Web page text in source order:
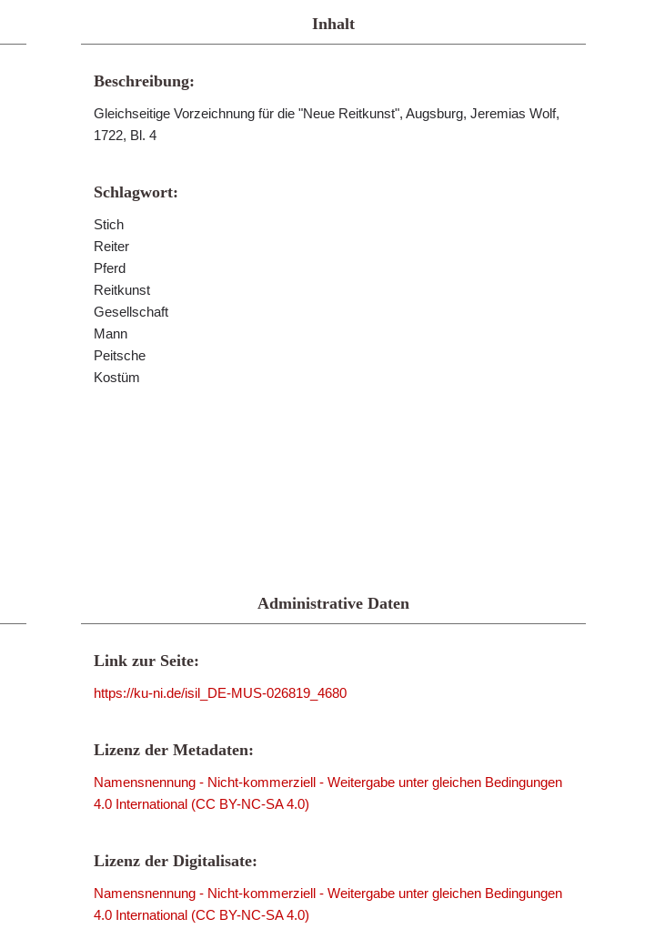
Inhalt
Beschreibung:
Gleichseitige Vorzeichnung für die "Neue Reitkunst", Augsburg, Jeremias Wolf,
1722, Bl. 4
Schlagwort:
Stich
Reiter
Pferd
Reitkunst
Gesellschaft
Mann
Peitsche
Kostüm
Administrative Daten
Link zur Seite:
https://ku-ni.de/isil_DE-MUS-026819_4680
Lizenz der Metadaten:
Namensnennung - Nicht-kommerziell - Weitergabe unter gleichen Bedingungen
4.0 International (CC BY-NC-SA 4.0)
Lizenz der Digitalisate:
Namensnennung - Nicht-kommerziell - Weitergabe unter gleichen Bedingungen
4.0 International (CC BY-NC-SA 4.0)